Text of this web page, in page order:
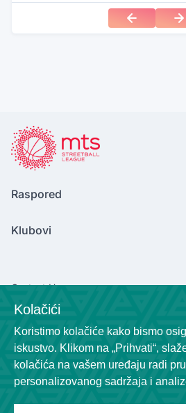
Raspored
Klubovi
Contact Us
marinkovicv2004@gmail.com
Socials
Kolačići
Koristimo kolačiće kako bismo
iskustvo. Klikom na „Prihvati“,
kolačića na vašem uređaju radi
personalizovanog sadržaja i